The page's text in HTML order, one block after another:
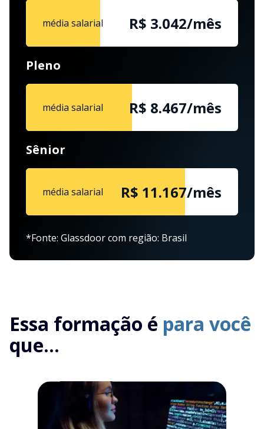
média salarial R$ 3.042/mês
Pleno
média salarial R$ 8.467/mês
Sênior
média salarial R$ 11.167/mês
*Fonte: Glassdoor com região: Brasil
Essa formação é para você
que...